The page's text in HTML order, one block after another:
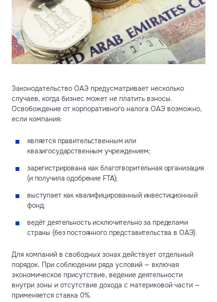
Законодательство ОАЭ предусматривает несколько
случаев, когда бизнес может не платить взносы.
Освобождение от корпоративного налога ОАЭ возможно,
если компания:
является правительственным или
квазигосударственным учреждением;
зарегистрирована как благотворительная организация
(и получила одобрение FTA);
выступает как квалифицированный инвестиционный
фонд;
ведёт деятельность исключительно за пределами
страны (без постоянного представительства в ОАЭ).
Для компаний в свободных зонах действует отдельный
порядок. При соблюдении ряда условий — включая
экономическое присутствие, ведение деятельности
внутри зоны и отсутствие дохода с материковой части —
применяется ставка 0%.